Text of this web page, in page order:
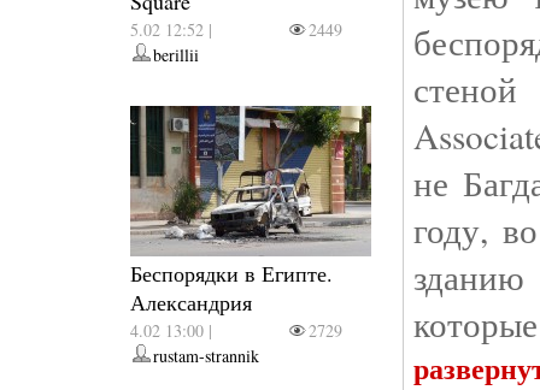
5.02 12:52 |
2449
berillii
Беспорядки в Египте.
Александрия
4.02 13:00 |
2729
rustam-strannik
не
году,